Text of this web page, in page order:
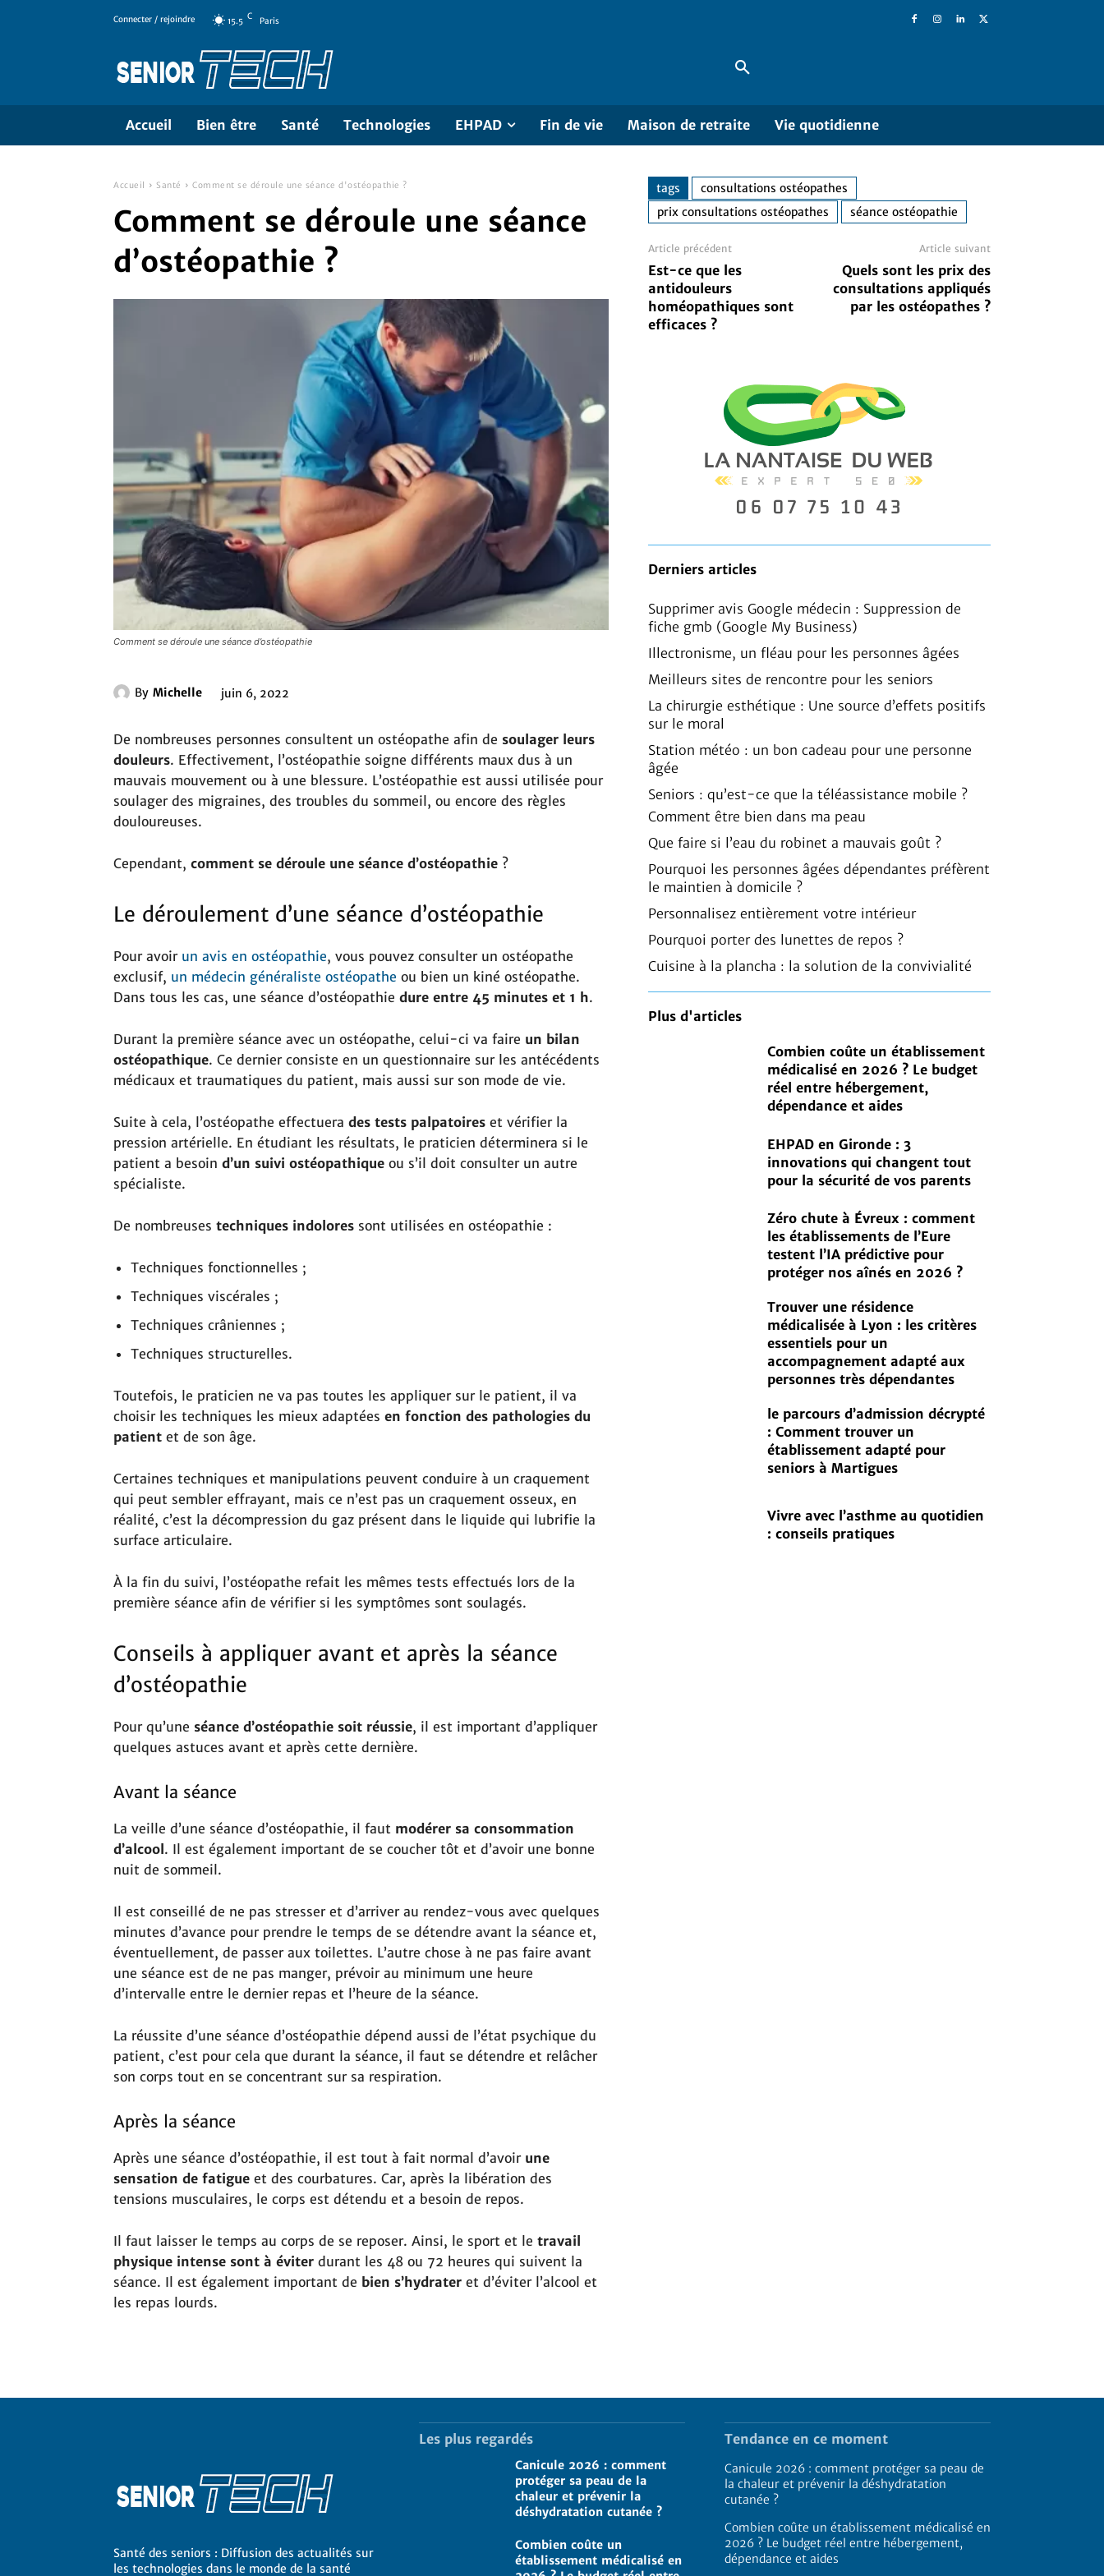
Connecter / rejoindre 15.5 C Paris
Accueil Bien être Santé Technologies EHPAD Fin de vie Maison de retraite Vie quotidienne
Accueil Santé Comment se déroule une séance d'ostéopathie ?
Comment se déroule une séance
d’ostéopathie ?
Comment se déroule une séance d’ostéopathie
By Michelle juin 6, 2022
De nombreuses personnes consultent un ostéopathe afin de soulager leurs
douleurs. Effectivement, l’ostéopathie soigne différents maux dus à un
mauvais mouvement ou à une blessure. L’ostéopathie est aussi utilisée pour
soulager des migraines, des troubles du sommeil, ou encore des règles
douloureuses.
Cependant, comment se déroule une séance d’ostéopathie ?
Le déroulement d’une séance d’ostéopathie
Pour avoir un avis en ostéopathie, vous pouvez consulter un ostéopathe
exclusif, un médecin généraliste ostéopathe ou bien un kiné ostéopathe.
Dans tous les cas, une séance d’ostéopathie dure entre 45 minutes et 1 h.
Durant la première séance avec un ostéopathe, celui-ci va faire un bilan
ostéopathique. Ce dernier consiste en un questionnaire sur les antécédents
médicaux et traumatiques du patient, mais aussi sur son mode de vie.
Suite à cela, l’ostéopathe effectuera des tests palpatoires et vérifier la
pression artérielle. En étudiant les résultats, le praticien déterminera si le
patient a besoin d’un suivi ostéopathique ou s’il doit consulter un autre
spécialiste.
De nombreuses techniques indolores sont utilisées en ostéopathie :
Techniques fonctionnelles ;
Techniques viscérales ;
Techniques crâniennes ;
Techniques structurelles.
Toutefois, le praticien ne va pas toutes les appliquer sur le patient, il va
choisir les techniques les mieux adaptées en fonction des pathologies du
patient et de son âge.
Certaines techniques et manipulations peuvent conduire à un craquement
qui peut sembler effrayant, mais ce n’est pas un craquement osseux, en
réalité, c’est la décompression du gaz présent dans le liquide qui lubrifie la
surface articulaire.
À la fin du suivi, l’ostéopathe refait les mêmes tests effectués lors de la
première séance afin de vérifier si les symptômes sont soulagés.
Conseils à appliquer avant et après la séance
d’ostéopathie
Pour qu’une séance d’ostéopathie soit réussie, il est important d’appliquer
quelques astuces avant et après cette dernière.
Avant la séance
La veille d’une séance d’ostéopathie, il faut modérer sa consommation
d’alcool. Il est également important de se coucher tôt et d’avoir une bonne
nuit de sommeil.
Il est conseillé de ne pas stresser et d’arriver au rendez-vous avec quelques
minutes d’avance pour prendre le temps de se détendre avant la séance et,
éventuellement, de passer aux toilettes. L’autre chose à ne pas faire avant
une séance est de ne pas manger, prévoir au minimum une heure
d’intervalle entre le dernier repas et l’heure de la séance.
La réussite d’une séance d’ostéopathie dépend aussi de l’état psychique du
patient, c’est pour cela que durant la séance, il faut se détendre et relâcher
son corps tout en se concentrant sur sa respiration.
Après la séance
Après une séance d’ostéopathie, il est tout à fait normal d’avoir une
sensation de fatigue et des courbatures. Car, après la libération des
tensions musculaires, le corps est détendu et a besoin de repos.
Il faut laisser le temps au corps de se reposer. Ainsi, le sport et le travail
physique intense sont à éviter durant les 48 ou 72 heures qui suivent la
séance. Il est également important de bien s’hydrater et d’éviter l’alcool et
les repas lourds.
tags
consultations ostéopathes
prix consultations ostéopathes
séance ostéopathie
Article précédent
Est-ce que les
antidouleurs
homéopathiques sont
efficaces ?
Article suivant
Quels sont les prix des
consultations appliqués
par les ostéopathes ?
Derniers articles
Supprimer avis Google médecin : Suppression de
fiche gmb (Google My Business)
Illectronisme, un fléau pour les personnes âgées
Meilleurs sites de rencontre pour les seniors
La chirurgie esthétique : Une source d’effets positifs
sur le moral
Station météo : un bon cadeau pour une personne
âgée
Seniors : qu’est-ce que la téléassistance mobile ?
Comment être bien dans ma peau
Que faire si l’eau du robinet a mauvais goût ?
Pourquoi les personnes âgées dépendantes préfèrent
le maintien à domicile ?
Personnalisez entièrement votre intérieur
Pourquoi porter des lunettes de repos ?
Cuisine à la plancha : la solution de la convivialité
Plus d'articles
Combien coûte un établissement
médicalisé en 2026 ? Le budget
réel entre hébergement,
dépendance et aides
EHPAD en Gironde : 3
innovations qui changent tout
pour la sécurité de vos parents
Zéro chute à Évreux : comment
les établissements de l’Eure
testent l’IA prédictive pour
protéger nos aînés en 2026 ?
Trouver une résidence
médicalisée à Lyon : les critères
essentiels pour un
accompagnement adapté aux
personnes très dépendantes
le parcours d’admission décrypté
: Comment trouver un
établissement adapté pour
seniors à Martigues
Vivre avec l’asthme au quotidien
: conseils pratiques
Santé des seniors : Diffusion des actualités sur
les technologies dans le monde de la santé
Les plus regardés
Canicule 2026 : comment
protéger sa peau de la
chaleur et prévenir la
déshydratation cutanée ?
Combien coûte un
établissement médicalisé en
Tendance en ce moment
Canicule 2026 : comment protéger sa peau de
la chaleur et prévenir la déshydratation
cutanée ?
Combien coûte un établissement médicalisé en
2026 ? Le budget réel entre hébergement,
dépendance et aides